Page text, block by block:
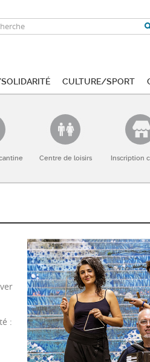
Culture/Sport
Centre de loisirs Inscription
: